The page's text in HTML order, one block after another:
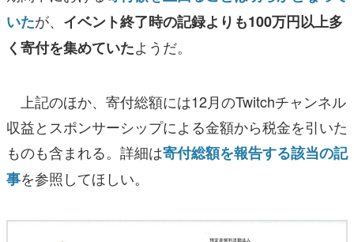
いたが、 イベント終了時の記録よりも100万円以上多
く寄付を集めていたようだ。
上記のほか、寄付総額には12月のTwitchチャンネル
収益とスポンサーシップによる金額から税金を引いた
ものも含まれる。詳細は寄付総額を報告する該当の記
事を参照してほしい。